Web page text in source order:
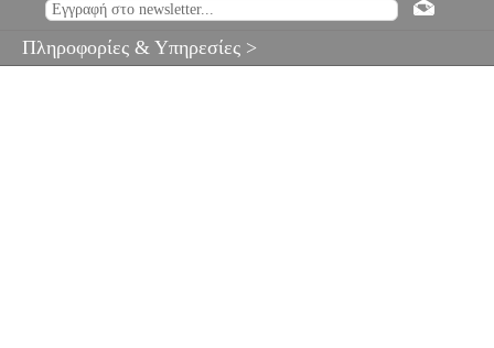
Πληροφορίες & Υπηρεσίες >